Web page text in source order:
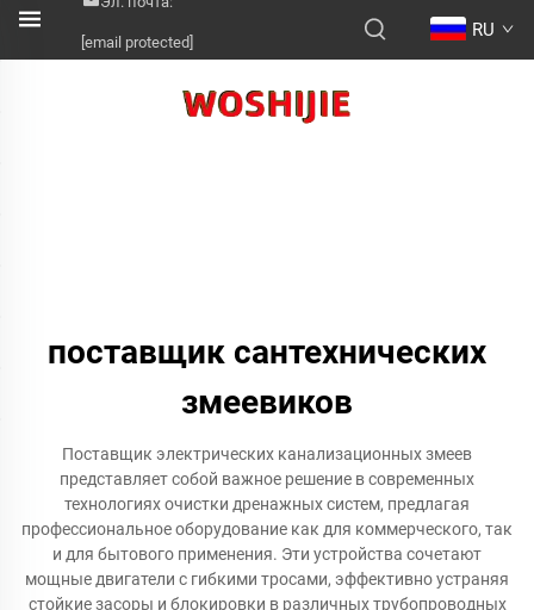
[email protected]
RU
поставщик сантехнических
змеевиков
Поставщик электрических канализационных змеев
представляет собой важное решение в современных
технологиях очистки дренажных систем, предлагая
профессиональное оборудование как для коммерческого, так
и для бытового применения. Эти устройства сочетают
мощные двигатели с гибкими тросами, эффективно устраняя
стойкие засоры и блокировки в различных трубопроводных